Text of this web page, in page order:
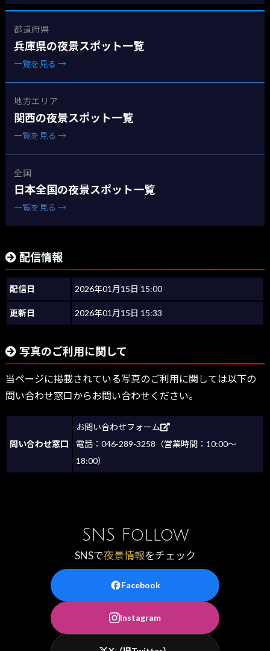
都道府県
兵庫県の夜景スポット一覧
一覧を見る →
地方エリア
関西の夜景スポット一覧
一覧を見る →
全国
日本全国の夜景スポット一覧
一覧を見る →
配信情報
配信日 2026年01月15日 15:00
更新日 2026年01月15日 15:33
写真のご利用に関して
当ページに掲載されている写真のご利用に関しては以下の
問い合わせ窓口からお問い合わせください。
問い合わせ窓口
お問い合わせフォーム
電話：046-289-3258（営業時間：10:00～
18:00）
SNS Follow
SNSで夜景情報をチェック
Facebook
Instagram